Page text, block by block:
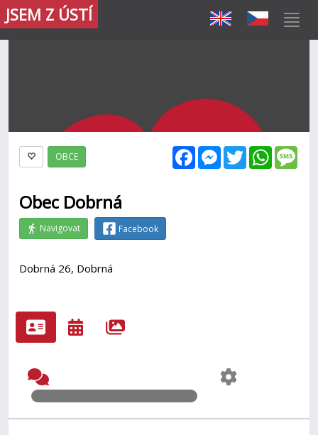
JSEM Z ÚSTÍ
FacebookMessenger
Twitter
OBCE
Obec Dobrná
Navigovat Facebook
Dobrná 26, Dobrná